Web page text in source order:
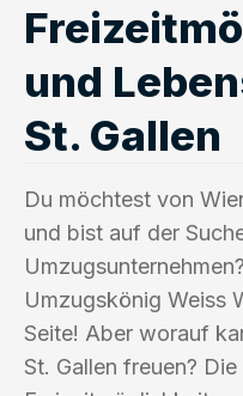
und
St. Gallen
Du möchtest von
und bist auf der
Umzugskönig Weiss
Seite! Aber worauf
St. Gallen freuen?